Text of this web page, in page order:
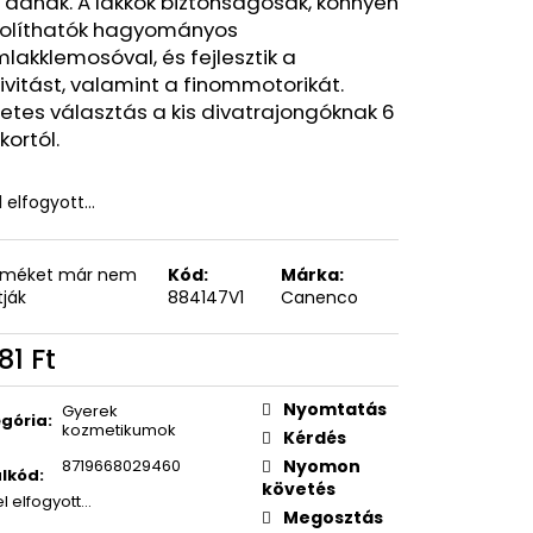
hagyományos
és fejlesztik a
valamint a finommotorikát.
választás a kis divatrajongóknak 6
elfogyott…
már nem
Kód:
884147V1
Márka:
Canenco
Ft
: Gyerek
kozmetikumok
:
8719668029460
elfogyott…
Nyomtatás
Kérdés
Nyomon
követés
Megosztás
ZERO GREY